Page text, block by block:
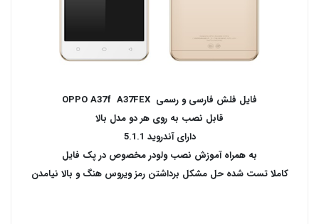
فایل فلش فارسی و رسمی OPPO A37f A37FEX
قابل نصب به روی هر دو مدل بالا
دارای آندروید 5.1.1
به همراه آموزش نصب ولودر مخصوص در پک فایل
کاملا تست شده حل مشکل برداشتن رمز ویروس هنگ و بالا نیامدن